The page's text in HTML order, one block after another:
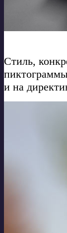
Стиль,
и на